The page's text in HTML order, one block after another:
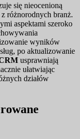
się nieocenioną
różnorodnych branż.
aspektami szeroko
wyników
po aktualizowanie
usprawniają
ułatwiając
działów